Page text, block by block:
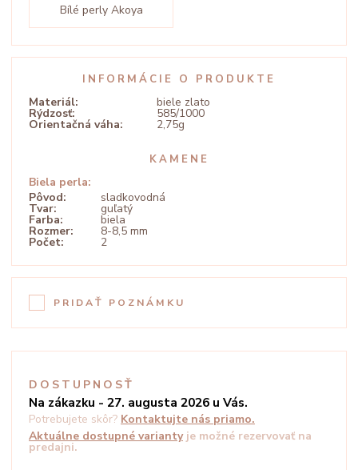
Bílé perly Akoya
INFORMÁCIE O PRODUKTE
Materiál: biele zlato
Rýdzosť: 585/1000
Orientačná váha: 2,75g
KAMENE
Biela perla:
Pôvod:
sladkovodná
Tvar: guľatý
Farba: biela
Rozmer: 8-8,5 mm
Počet: 2
PRIDAŤ POZNÁMKU
DOSTUPNOSŤ
Na zákazku - 27. augusta 2026 u Vás.
Potrebujete skôr? Kontaktujte nás priamo.
Aktuálne dostupné varianty je možné rezervovať na
predajni.